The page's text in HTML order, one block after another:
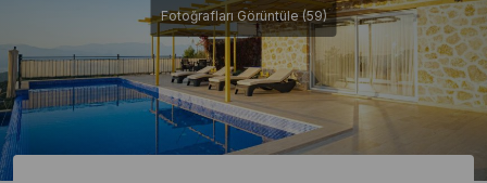
Fotoğrafları Görüntüle (59)